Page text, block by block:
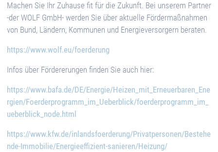
Machen Sie Ihr Zuhause fit für die Zukunft. Bei unserem Partner
-der WOLF GmbH- werden Sie über aktuelle Fördermaßnahmen
von Bund, Ländern, Kommunen und Energieversorgern beraten.
https://www.wolf.eu/foerderung
Infos über Fördererungen finden Sie auch hier:
https://www.bafa.de/DE/Energie/Heizen_mit_Erneuerbaren_Ene
rgien/Foerderprogramm_im_Ueberblick/foerderprogramm_im_
ueberblick_node.html
https://www.kfw.de/inlandsfoerderung/Privatpersonen/Bestehe
nde-Immobilie/Energieeffizient-sanieren/Heizung/